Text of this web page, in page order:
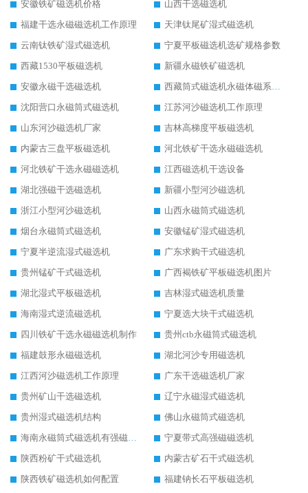
安徽铁矿磁选机价格
山西干选磁选机
福建干选永磁磁选机工作原理
天津钛尾矿湿式磁选机
云南钛铁矿湿式磁选机
宁夏平板磁选机选矿规格参数
西藏1530平板磁选机
新疆永磁铁矿磁选机
安徽永磁干选磁选机
西藏筒式磁选机永磁体磁系设计
沈阳营口永磁筒式磁选机
江苏河沙磁选机工作原理
山东河沙磁选机厂家
吉林高梯度平板磁选机
内蒙古三盘平板磁选机
河北铁矿干选永磁磁选机
河北铁矿干选永磁磁选机
江西磁选机干选设备
湖北强磁干选磁选机
新疆小型河沙磁选机
浙江小型河沙磁选机
山西永磁筒式磁选机
烟台永磁筒式磁选机
安徽锰矿湿式磁选机
宁夏半逆流湿式磁选机
广东求购干式磁选机
贵州锰矿干式磁选机
广西褐铁矿平板磁选机图片
湖北湿式平板磁选机
吉林湿式磁选机质量
海南湿式逆流磁选机
宁夏选大块干式磁选机
四川铁矿干选永磁磁选机制作
贵州ctb永磁筒式磁选机
福建鼓形永磁磁选机
湖北河沙专用磁选机
江西河沙磁选机工作原理
广东干选磁选机厂家
贵州矿山干选磁选机
辽宁永磁湿式磁选机
贵州湿式磁选机结构
佛山永磁筒式磁选机
海南永磁筒式磁选机有强磁的吗
宁夏带式高强磁磁选机
陕西粉矿干式磁选机
内蒙古矿石干式磁选机
陕西铁矿磁选机如何配置
福建钠长石平板磁选机